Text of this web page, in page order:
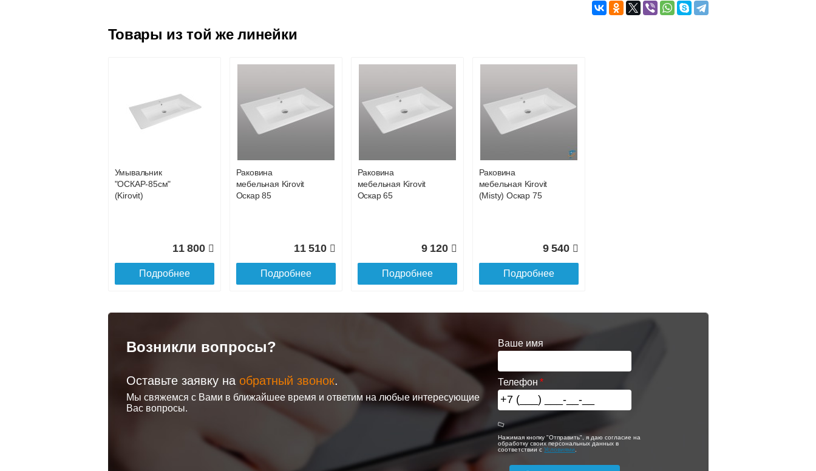
качественную специальную мебель. Раковина мебельная Kirovit Оскар 650 — оптимальное решение, как для маленького пространства, так и для
эксплуатации, долговечностью и высокой стойкостью к агрессии среды (постоянной смене температурно-влажностного режима). Такие предметы
преображают обстановку, делая ее не только удобной, но и уютной.
Доставка сантехники по Москве и Московской области
Доставка в регионы России.
Возможные способы оплаты:
Банковской картой при получении товара как при доставке, так и самовывозом
подробнее...
Товары из той же линейки
Умывальник
"ОСКАР-85см"
(Kirovit)
11 800
Подробнее
Раковина
мебельная Kirovit
Оскар 85
11 510
Подробнее
Раковина
мебельная Kirovit
Оскар 65
9 120
Подробнее
Раковина
мебельная Kirovit
(Misty) Оскар 75
9 540
Подробнее
Возникли вопросы?
Оставьте заявку на обратный звонок.
Мы свяжемся с Вами в ближайшее время и ответим на любые интересующие
Вас вопросы.
Ваше имя
Телефон
Нажимая кнопку "Отправить", я даю согласие на
обработку своих персональных данных в
соответствии сУсловиями